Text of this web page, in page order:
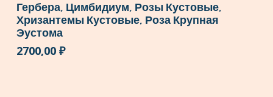
Гербера, Цимбидиум, Розы Кустовые,
Хризантемы Кустовые, Роза Крупная
Эустома
2700,00 ₽